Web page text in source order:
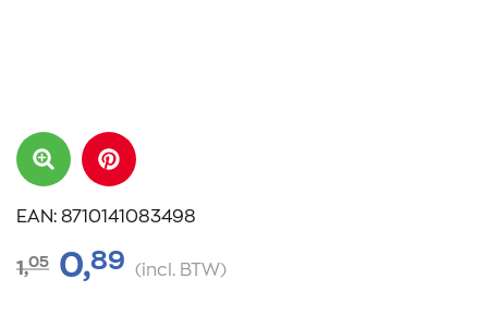
EAN: 8710141083498
1,05 0,89 (incl. BTW)